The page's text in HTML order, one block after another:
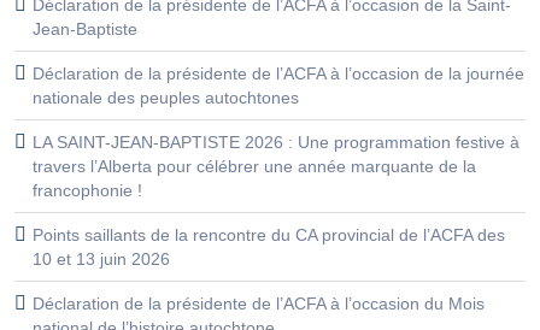
Déclaration de la présidente de l’ACFA à l’occasion de la Saint-
Jean-Baptiste
Déclaration de la présidente de l’ACFA à l’occasion de la journée
nationale des peuples autochtones
LA SAINT-JEAN-BAPTISTE 2026 : Une programmation festive à
travers l’Alberta pour célébrer une année marquante de la
francophonie !
Points saillants de la rencontre du CA provincial de l’ACFA des
10 et 13 juin 2026
Déclaration de la présidente de l’ACFA à l’occasion du Mois